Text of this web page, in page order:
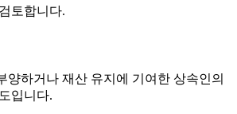
토합니다.
양하거나 재산 유지에 기여한 상속인의
입니다.